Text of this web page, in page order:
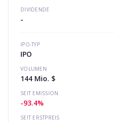
DIVIDENDE
-
IPO-TYP
IPO
VOLUMEN
144 Mio. $
SEIT EMISSION
-93.4%
SEIT ERSTPREIS